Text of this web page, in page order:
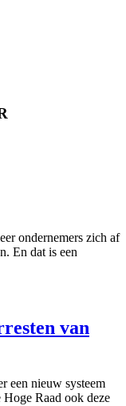
ondernemers zich af
En dat is een
van
een nieuw systeem
Raad ook deze